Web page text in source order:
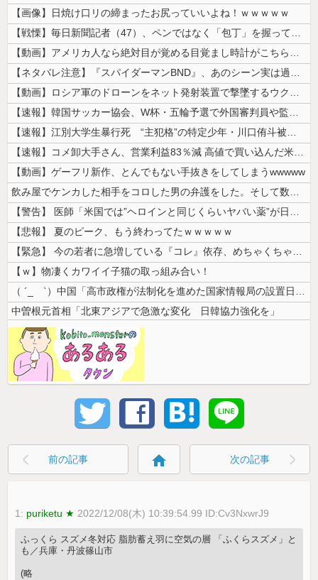
【画像】日焼け口リの締まったお尻っていいよね！ｗｗｗｗｗ
【戦慄】毎日新聞記者（47）、ペンではなく「包丁」を握ってしまった結果...
【動画】アメリカ人なら絶対目が覚める目覚まし時計がこちらｗｗｗｗｗ
【ネタバレ注意】『スパイダーマンBND』、あのシーン実は過去作のセルフ...
【動画】ロシア軍のドローンをネット発射装置で撃墜するウクライナ。
【速報】韓国サッカー協会、W杯・五輪予選で外国審判員や監督官を性接待！...
【速報】江別大学生暴行死 “主犯格”の特定少年・川口侑斗被告に「無期懲...
【速報】コメ卸大手さん、営業利益83％減 高値で買い込んだ米が売れず「...
【動画】ゲーフリ新作、とんでもない手抜きをしてしまうwwwww
飲み屋でケンカした相手をコロした男の弁護をした。そして数年後、因果応報...
【警告】 医師「米国では”ヘロインと同じくらいヤバい薬”が日本では平気...
【悲報】 夏のピーク、もう終わってたｗｗｗｗｗ
【緊急】 今の若者に急増している『コレ』依存、めちゃくちゃ深刻な模様w...
【ｗ】物凄くカワイイ子猫の取っ組み合い！
（ ´_ゝ`）中国「高市政権が法制化を進めた国家情報局の設置日が7月3...
中曽根元首相「北東アジアで急激な変化 日韓協力強化を」
前の記事 home 次の記事
1: puriketu ★ 2022/12/08(木) 10:39:54.99 ID:Cv3NxwrJ9
ふっくら スズメ冬対応 脂肪蓄え羽に空気の層 「ふくらスズメ」と
も／兵庫・丹波篠山市
(略